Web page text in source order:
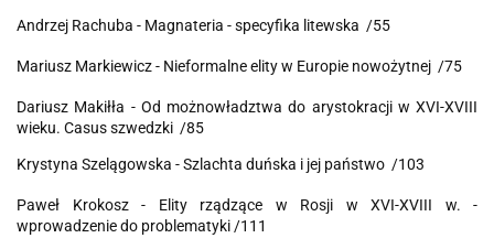
Andrzej Rachuba - Magnateria - specyfika litewska /55
Mariusz Markiewicz - Nieformalne elity w Europie nowożytnej /75
Dariusz Makiłła - Od możnowładztwa do arystokracji w XVI-XVIII
wieku. Casus szwedzki /85
Krystyna Szelągowska - Szlachta duńska i jej państwo /103
Paweł Krokosz - Elity rządzące w Rosji w XVI-XVIII w. -
wprowadzenie do problematyki /111